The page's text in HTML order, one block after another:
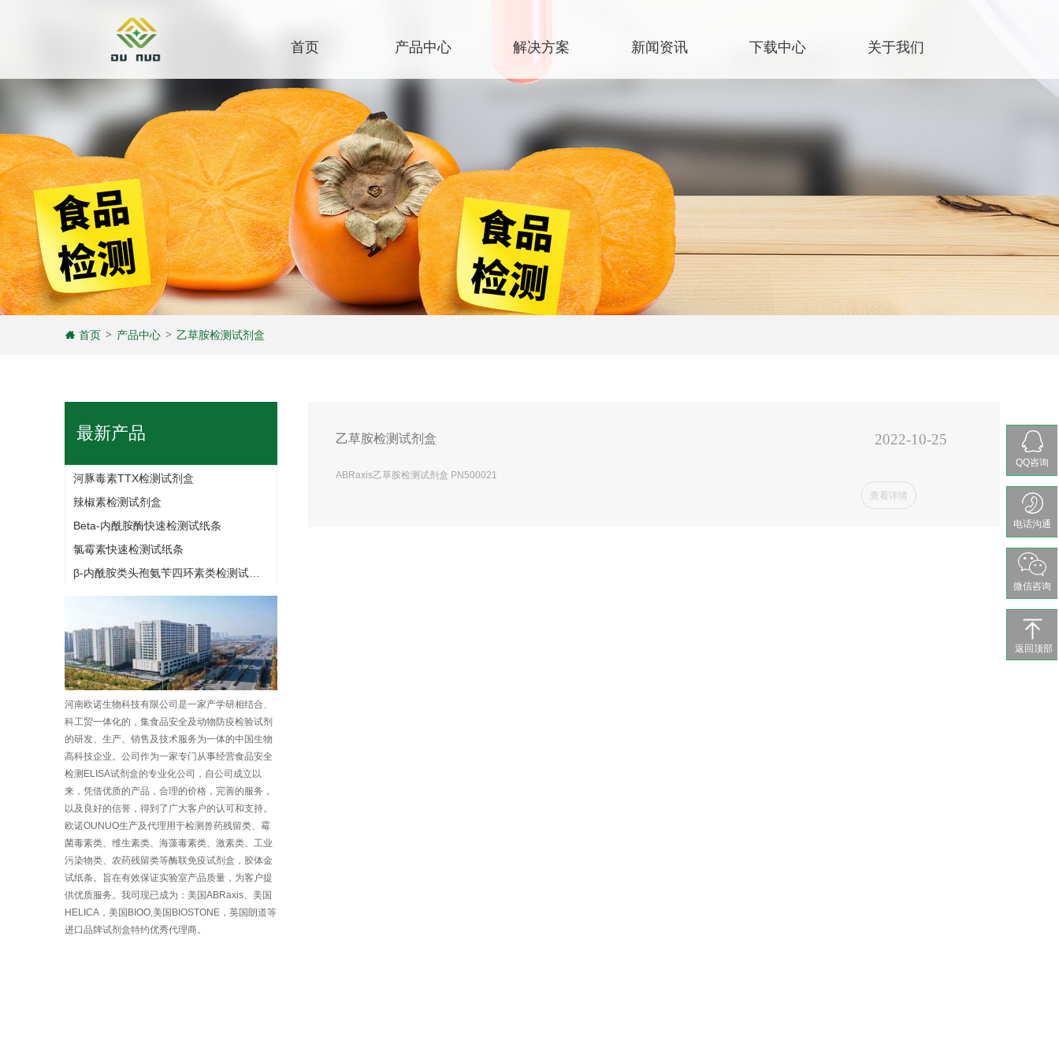
首页 产品中心 解决方案 新闻资讯 下载中心 关于我们
QQ咨询
电话沟通
微信咨询
返回顶部
首页 > 产品中心 > 乙草胺检测试剂盒
乙草胺检测试剂盒
ABRaxis乙草胺检测试剂盒 PN500021
2022-10-25
查看详情
最新产品
河豚毒素TTX检测试剂盒
辣椒素检测试剂盒
Beta-内酰胺酶快速检测试纸条
氯霉素快速检测试纸条
β-内酰胺类头孢氨苄四环素类检测试纸条
河南欧诺生物科技有限公司是一家产学研相结合、
科工贸一体化的，集食品安全及动物防疫检验试剂
的研发、生产、销售及技术服务为一体的中国生物
高科技企业。公司作为一家专门从事经营食品安全
检测ELISA试剂盒的专业化公司，自公司成立以
来，凭借优质的产品，合理的价格，完善的服务，
以及良好的信誉，得到了广大客户的认可和支持。
欧诺OUNUO生产及代理用于检测兽药残留类、霉
菌毒素类、维生素类、海藻毒素类、激素类、工业
污染物类、农药残留类等酶联免疫试剂盒，胶体金
试纸条。旨在有效保证实验室产品质量，为客户提
供优质服务。我司现已成为：美国ABRaxis、美国
HELICA，美国BIOO,美国BIOSTONE，英国朗道等
进口品牌试剂盒特约优秀代理商。